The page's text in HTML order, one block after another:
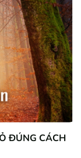
ĐÚNG CÁCH